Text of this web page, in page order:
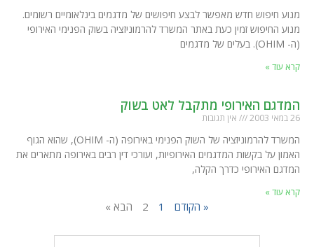
מנוע חיפוש חדש מאפשר לבצע חיפושים של מדגמים בינלאומיים רשומים.
מנוע החיפוש זמין כעת באתר המשרד להרמוניזציה בשוק הפנימי האירופי
(ה- OHIM). בעלים של מדגמים
קרא עוד »
המדגם האירופי מתקבל לאט בשוק
26 במאי 2003 אין תגובות
המשרד להרמוניזציה של השוק הפנימי באירופה (ה- OHIM), שהוא הגוף
האמון על בקשות המדגמים האירופיות, ועורכי דין רבים באירופה מתארים את
המדגם האירופי כדרך הקלה,
קרא עוד »
« הקודם 1
2 הבא »